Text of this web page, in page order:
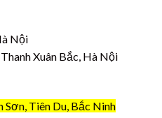
Nội
Xuân Bắc, Hà Nội
Tiên Du, Bắc Ninh